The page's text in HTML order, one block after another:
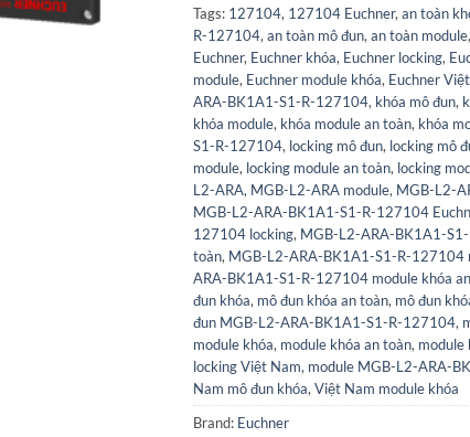
Tags: 127104, 127104 Euchner, an toàn
R-127104, an toàn mô đun, an toàn module,
Euchner, Euchner khóa, Euchner locking,
module, Euchner module khóa, Euchner
ARA-BK1A1-S1-R-127104, khóa mô đun,
khóa module, khóa module an toàn, khóa
S1-R-127104, locking mô đun, locking mô
module, locking module an toàn, locking
L2-ARA, MGB-L2-ARA module, MGB-L2-
MGB-L2-ARA-BK1A1-S1-R-127104
127104 locking, MGB-L2-ARA-BK1A1-
toàn, MGB-L2-ARA-BK1A1-S1-R-127104
ARA-BK1A1-S1-R-127104 module khóa
đun khóa, mô đun khóa an toàn, mô đun
đun MGB-L2-ARA-BK1A1-S1-R-127104,
module khóa, module khóa an toàn,
locking Việt Nam, module MGB-L2-ARA-
Nam mô đun khóa, Việt Nam module khóa
Brand: Euchner